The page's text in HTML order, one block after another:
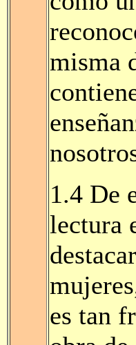
misma
1.4 De
lectura
es tan